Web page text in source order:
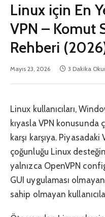
Linux için En
VPN – Komut
Rehberi
Mayıs 23, 2026 3 Dakika
Linux kullanıcıları,
kıyasla VPN
karşı karşıya.
çoğunluğu Linux
yalnızca OpenVPN
GUI uygulaması
sahip olmayan